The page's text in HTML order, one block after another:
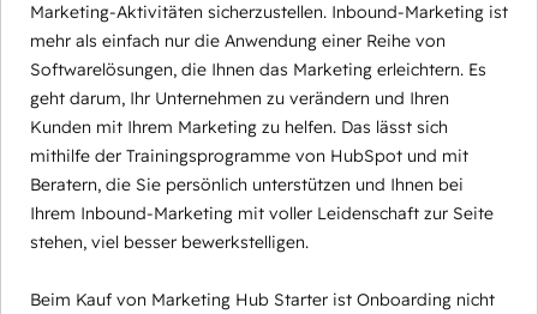
Marketing-Aktivitäten sicherzustellen. Inbound-Marketing ist
mehr als einfach nur die Anwendung einer Reihe von
Softwarelösungen, die Ihnen das Marketing erleichtern. Es
geht darum, Ihr Unternehmen zu verändern und Ihren
Kunden mit Ihrem Marketing zu helfen. Das lässt sich
mithilfe der Trainingsprogramme von HubSpot und mit
Beratern, die Sie persönlich unterstützen und Ihnen bei
Ihrem Inbound-Marketing mit voller Leidenschaft zur Seite
stehen, viel besser bewerkstelligen.
Beim Kauf von Marketing Hub Starter ist Onboarding nicht